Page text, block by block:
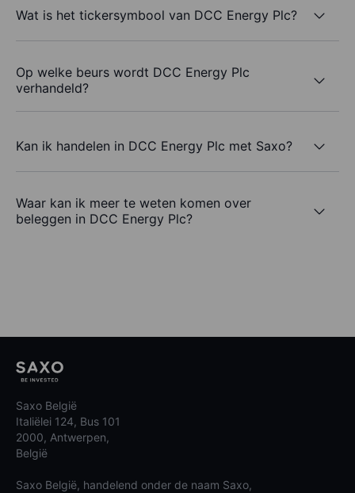
Wat is het tickersymbool van DCC Energy Plc?
Op welke beurs wordt DCC Energy Plc
verhandeld?
Kan ik handelen in DCC Energy Plc met Saxo?
Waar kan ik meer te weten komen over
beleggen in DCC Energy Plc?
Saxo België
Italiëlei 124, Bus 101
2000, Antwerpen,
België
Saxo België, handelend onder de naam Saxo,